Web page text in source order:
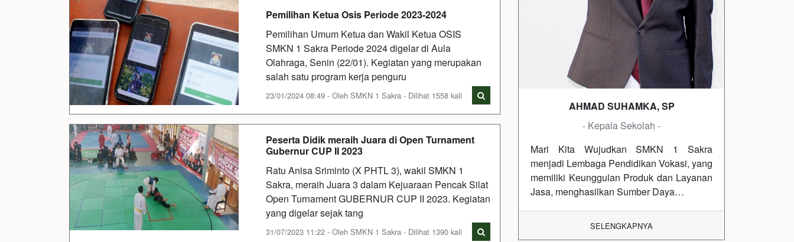
Pemilihan Ketua Osis Periode 2023-2024
Pemilihan Umum Ketua dan Wakil Ketua OSIS
SMKN 1 Sakra Periode 2024 digelar di Aula
Olahraga, Senin (22/01). Kegiatan yang merupakan
salah satu program kerja penguru
23/01/2024 08:49 - Oleh SMKN 1 Sakra - Dilihat 1558 kali
Peserta Didik meraih Juara di Open Turnament
Gubernur CUP II 2023
Ratu Anisa Sriminto (X PHTL 3), wakil SMKN 1
Sakra, meraih Juara 3 dalam Kejuaraan Pencak Silat
Open Turnament GUBERNUR CUP II 2023. Kegiatan
yang digelar sejak tang
31/07/2023 11:22 - Oleh SMKN 1 Sakra - Dilihat 1390 kali
AHMAD SUHAMKA, SP
- Kepala Sekolah -
Mari Kita Wujudkan SMKN 1 Sakra
menjadi Lembaga Pendidikan Vokasi, yang
memiliki Keunggulan Produk dan Layanan
Jasa, menghasilkan Sumber Daya…
SELENGKAPNYA